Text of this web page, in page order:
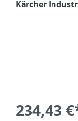
Kärcher
234,43